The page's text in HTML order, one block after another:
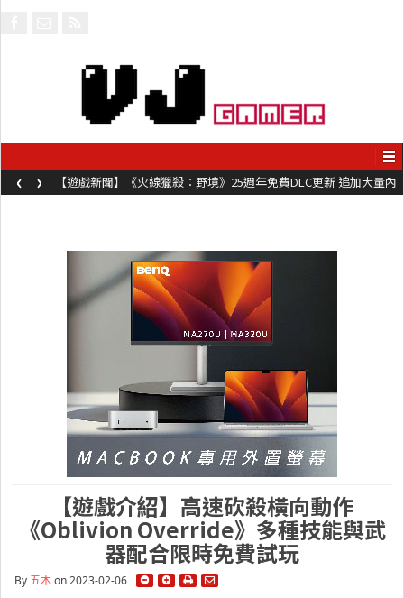
【遊戲新聞】《火線獵殺：野境》25週年免費DLC更新 追加大量內
容同時系舊作限時超平價折扣
‹ ›
【遊戲介紹】高速砍殺橫向動作
《Oblivion Override》多種技能與武
器配合限時免費試玩
By五木on 2023-02-06